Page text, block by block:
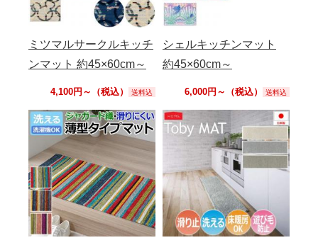
ミツマルサークルキッチ
ンマット 約45×60cm～
4,100円～（税込） 送料込
シェルキッチンマット
約45×60cm～
6,000円～（税込） 送料込